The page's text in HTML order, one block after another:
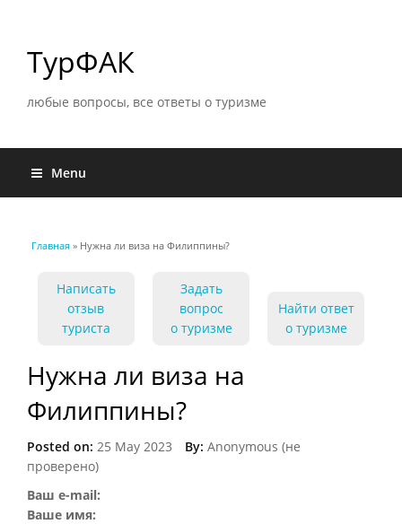
ТурФАК
любые вопросы, все ответы о туризме
Menu
Главная » Нужна ли виза на Филиппины?
Написать
отзыв
туриста
Задать
вопрос
о туризме
Найти ответ
о туризме
Нужна ли виза на
Филиппины?
Posted on: 25 May 2023 By: Anonymous (не
проверено)
Ваш e-mail:
Ваше имя: